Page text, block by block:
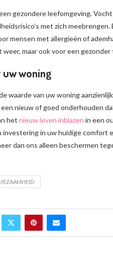
gezondere leefomgeving.
met zich
mensen met allergieën of
maar ook voor een gezonder
woning
waarde van uw woning
nieuw of goed onderhouden
het nieuw leven inblazen in een
in uw huidige comfort
dan ons alleen beschermen